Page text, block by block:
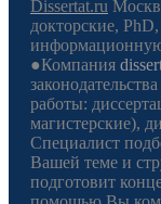
Dissertat.ru
докторские,
●Компания
работы:
магистерские),
Специалист
Вашей теме и
подготовит